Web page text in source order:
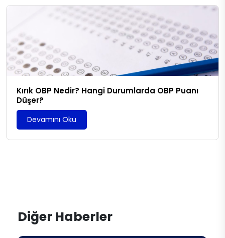
Kırık OBP Nedir? Hangi Durumlarda OBP Puanı
Düşer?
Devamını Oku
Diğer Haberler